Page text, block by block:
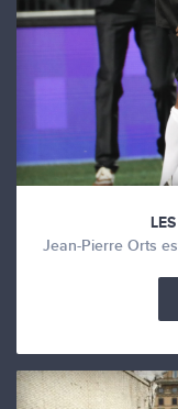
Jean-Pierre Orts